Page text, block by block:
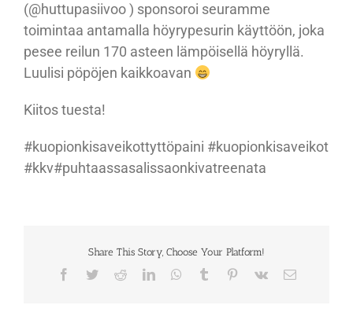
(@huttupasiivoo ) sponsoroi seuramme
toimintaa antamalla höyrypesurin käyttöön, joka
pesee reilun 170 asteen lämpöisellä höyryllä.
Luulisi pöpöjen kaikkoavan
Kiitos tuesta!
#kuopionkisaveikottyttöpaini #kuopionkisaveikot
#kkv#puhtaassasalissaonkivatreenata
Share This Story, Choose Your Platform!
Facebook
TwitterRedditLinkedInWhatsApp
Tumblr Pinterest
Vk Sähköposti